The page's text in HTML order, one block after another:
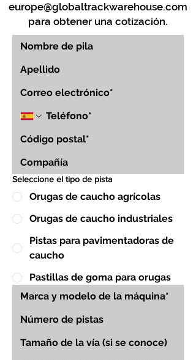
europe@globaltrackwarehouse.com
para obtener una cotización.
Seleccione el tipo de pista
Orugas de caucho agrícolas
Orugas de caucho industriales
Pistas para pavimentadoras de
caucho
Pastillas de goma para orugas